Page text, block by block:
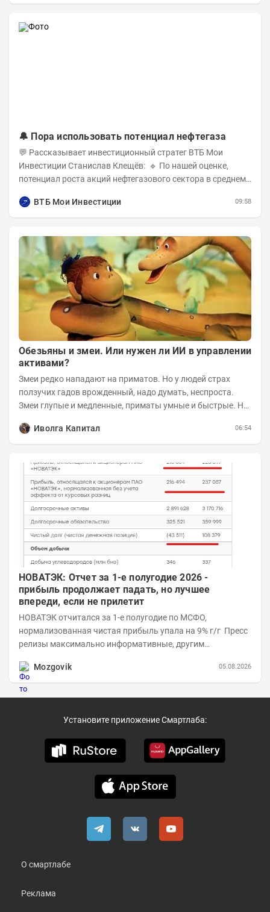
🔔 Пора использовать потенциал нефтегаза
💬 Рассказывает инвестиционный стратег ВТБ Мои
Инвестиции Станислав Клещёв: 🔹 По нашей оценке,
потенциал роста акций нефтегазового сектора в среднем
ВТБ Мои Инвестиции
09:58
Обезьяны и змеи. Или нужен ли ИИ в управлении
активами?
Змеи редко нападают на приматов. Но у людей страх
ползучих гадов врожденный, надо думать, неспроста.
Змеи глупые и медленные, приматы умные и быстрые. Но
Иволга Капитал
06:54
НОВАТЭК: Отчет за 1-е полугодие 2026 -
прибыль продолжает падать, но лучшее
впереди, если не прилетит
НОВАТЭК отчитался за 1-е полугодие по МСФО,
нормализованная чистая прибыль упала на 9% г/г Пресс
релизы максимально информативные, другим
Mozgovik
05.08.2026
Установите приложение Смартлаба:
О смартлабе
Реклама